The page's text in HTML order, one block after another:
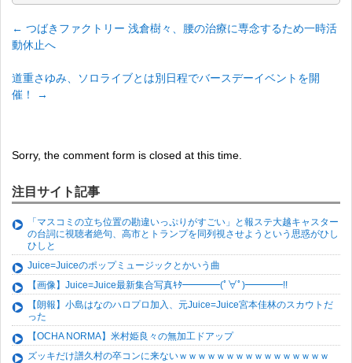
← つばきファクトリー 浅倉樹々、腰の治療に専念するため一時活
動休止へ
道重さゆみ、ソロライブとは別日程でバースデーイベントを開
催！
→
Sorry, the comment form is closed at this time.
注目サイト記事
「マスコミの立ち位置の勘違いっぷりがすごい」と報ステ大越キャスター
の台詞に視聴者絶句、高市とトランプを同列視させようという思惑がひし
ひしと
Juice=Juiceのポップミュージックとかいう曲
【画像】Juice=Juice最新集合写真ｷﾀ━━━━(ﾟ∀ﾟ)━━━━!!
【朗報】小島はなのハロプロ加入、元Juice=Juice宮本佳林のスカウトだ
った
【OCHA NORMA】米村姫良々の無加工ドアップ
ズッキだけ譜久村の卒コンに来ないｗｗｗｗｗｗｗｗｗｗｗｗｗｗｗｗ